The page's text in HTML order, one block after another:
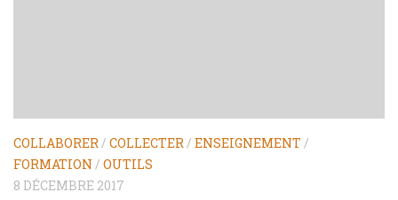
COLLABORER / COLLECTER / ENSEIGNEMENT /
FORMATION / OUTILS
8 DÉCEMBRE 2017